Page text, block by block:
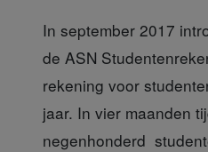
In september 2017
de ASN
rekening voor
jaar. In vier maanden
negenhonderd